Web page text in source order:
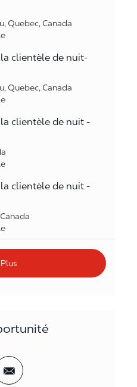
Quebec, Canada
la clientèle de nuit-
Quebec, Canada
la clientèle de nuit -
la clientèle de nuit -
Facebook
<span